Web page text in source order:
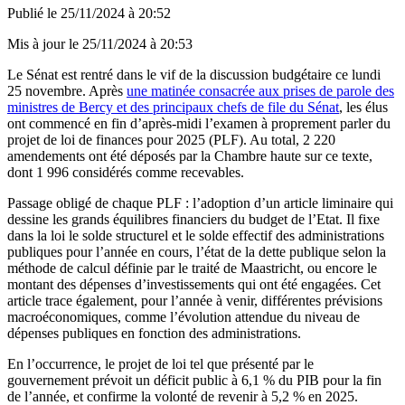
Publié le 25/11/2024 à 20:52
Mis à jour le 25/11/2024 à 20:53
Le Sénat est rentré dans le vif de la discussion budgétaire ce lundi
25 novembre. Après une matinée consacrée aux prises de parole des
ministres de Bercy et des principaux chefs de file du Sénat, les élus
ont commencé en fin d’après-midi l’examen à proprement parler du
projet de loi de finances pour 2025 (PLF). Au total, 2 220
amendements ont été déposés par la Chambre haute sur ce texte,
dont 1 996 considérés comme recevables.
Passage obligé de chaque PLF : l’adoption d’un article liminaire qui
dessine les grands équilibres financiers du budget de l’Etat. Il fixe
dans la loi le solde structurel et le solde effectif des administrations
publiques pour l’année en cours, l’état de la dette publique selon la
méthode de calcul définie par le traité de Maastricht, ou encore le
montant des dépenses d’investissements qui ont été engagées. Cet
article trace également, pour l’année à venir, différentes prévisions
macroéconomiques, comme l’évolution attendue du niveau de
dépenses publiques en fonction des administrations.
En l’occurrence, le projet de loi tel que présenté par le
gouvernement prévoit un déficit public à 6,1 % du PIB pour la fin
de l’année, et confirme la volonté de revenir à 5,2 % en 2025.